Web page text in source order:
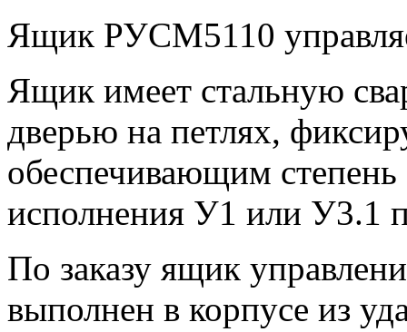
Ящик РУСМ5110
Ящик имеет стальную
дверью на петлях,
обеспечивающим
исполнения У1 или У3.1
По заказу ящик
выполнен в корпусе из